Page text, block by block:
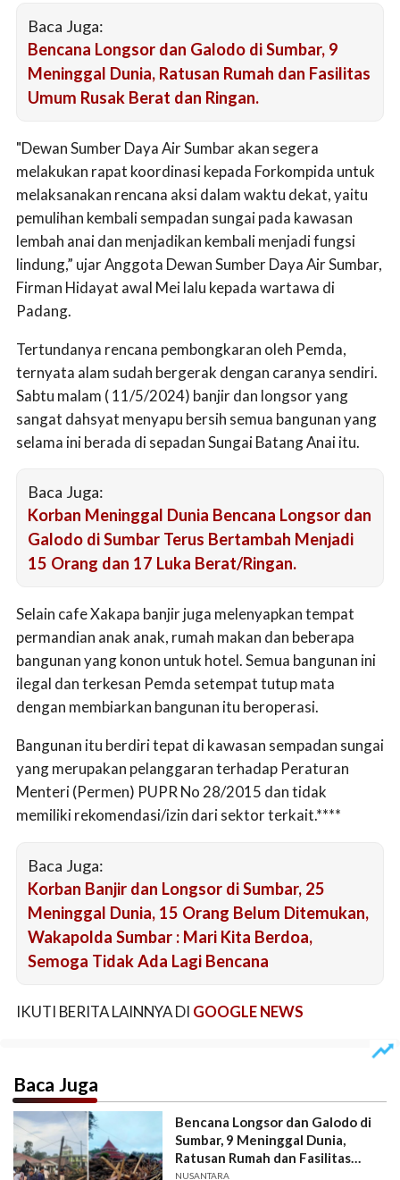
Baca Juga:
Bencana Longsor dan Galodo di Sumbar, 9
Meninggal Dunia, Ratusan Rumah dan Fasilitas
Umum Rusak Berat dan Ringan.
"Dewan Sumber Daya Air Sumbar akan segera
melakukan rapat koordinasi kepada Forkompida untuk
melaksanakan rencana aksi dalam waktu dekat, yaitu
pemulihan kembali sempadan sungai pada kawasan
lembah anai dan menjadikan kembali menjadi fungsi
lindung,” ujar Anggota Dewan Sumber Daya Air Sumbar,
Firman Hidayat awal Mei lalu kepada wartawa di
Padang.
Tertundanya rencana pembongkaran oleh Pemda,
ternyata alam sudah bergerak dengan caranya sendiri.
Sabtu malam ( 11/5/2024) banjir dan longsor yang
sangat dahsyat menyapu bersih semua bangunan yang
selama ini berada di sepadan Sungai Batang Anai itu.
Baca Juga:
Korban Meninggal Dunia Bencana Longsor dan
Galodo di Sumbar Terus Bertambah Menjadi
15 Orang dan 17 Luka Berat/Ringan.
Selain cafe Xakapa banjir juga melenyapkan tempat
permandian anak anak, rumah makan dan beberapa
bangunan yang konon untuk hotel. Semua bangunan ini
ilegal dan terkesan Pemda setempat tutup mata
dengan membiarkan bangunan itu beroperasi.
Bangunan itu berdiri tepat di kawasan sempadan sungai
yang merupakan pelanggaran terhadap Peraturan
Menteri (Permen) PUPR No 28/2015 dan tidak
memiliki rekomendasi/izin dari sektor terkait.****
Baca Juga:
Korban Banjir dan Longsor di Sumbar, 25
Meninggal Dunia, 15 Orang Belum Ditemukan,
Wakapolda Sumbar : Mari Kita Berdoa,
Semoga Tidak Ada Lagi Bencana
IKUTI BERITA LAINNYA DI GOOGLE NEWS
Baca Juga
Bencana Longsor dan Galodo di
Sumbar, 9 Meninggal Dunia,
Ratusan Rumah dan Fasilitas
Umum Rusak Berat dan Ringan.
NUSANTARA